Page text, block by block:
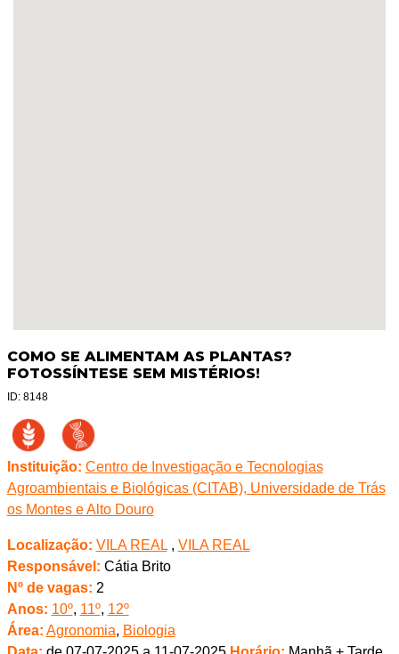
COMO SE ALIMENTAM AS PLANTAS?
FOTOSSÍNTESE SEM MISTÉRIOS!
ID: 8148
Instituição: Centro de Investigação e Tecnologias
Agroambientais e Biológicas (CITAB), Universidade de Trás
os Montes e Alto Douro
Localização: VILA REAL, VILA REAL
Responsável: Cátia Brito
Nº de vagas: 2
Anos: 10º, 11º, 12º
Área: Agronomia, Biologia